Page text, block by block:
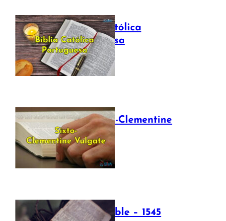
Bíblia Católica
Portuguesa
July 16, 2025
The Sixto-Clementine
Vulgate
July 12, 2025
Luther Bible – 1545